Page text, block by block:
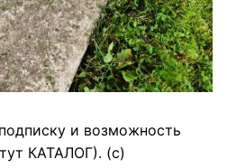
и возможность
КАТАЛОГ). (с)